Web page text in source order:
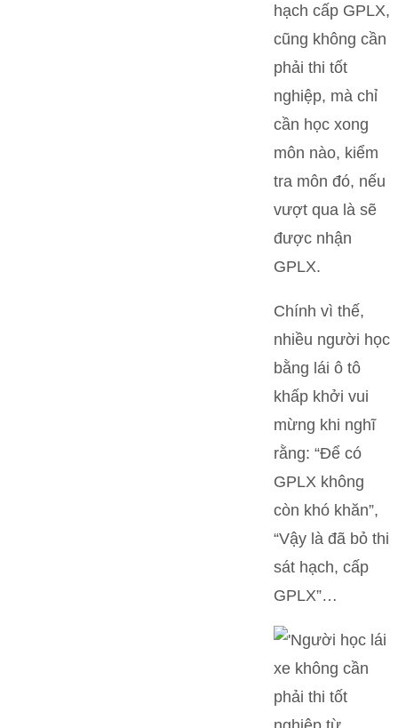
hạch cấp GPLX,
cũng không cần
phải thi tốt
nghiệp, mà chỉ
cần học xong
môn nào, kiểm
tra môn đó, nếu
vượt qua là sẽ
được nhận
GPLX.
Chính vì thế,
nhiều người học
bằng lái ô tô
khấp khởi vui
mừng khi nghĩ
rằng: “Để có
GPLX không
còn khó khăn”,
“Vậy là đã bỏ thi
sát hạch, cấp
GPLX”…